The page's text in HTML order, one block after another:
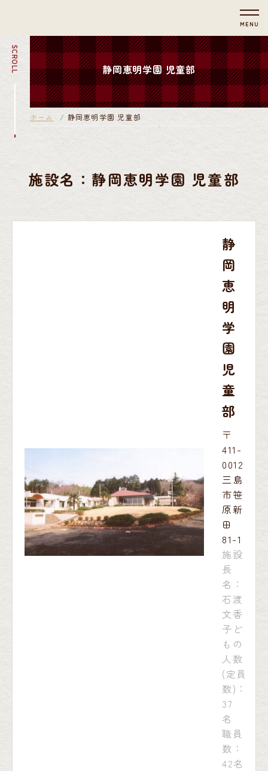
MENU
SCROLL 静岡恵明学園 児童部
ホーム 静岡恵明学園 児童部
施設名：静岡恵明学園 児童部
静
岡
恵
明
学
園
児
童
部
〒
411-
0012
三島
市笹
原新
田
81-1
施設
長
名：
石渡
文香
子ど
もの
人数
(定員
数)：
37
名
職員
数：
42名